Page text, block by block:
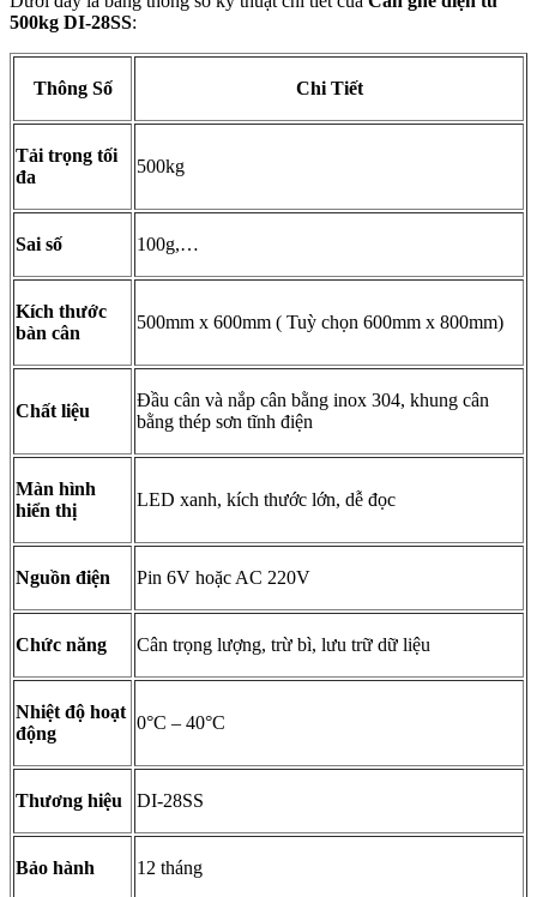
500kg DI-28SS:
Thông Số Chi Tiết
Tải trọng tối
đa
500kg
Sai số 100g,…
Kích thước
bàn cân
500mm x 600mm ( Tuỳ chọn 600mm x 800mm)
Chất liệu
Đầu cân và nắp cân bằng inox 304, khung cân
bằng thép sơn tĩnh điện
Màn hình
hiển thị
LED xanh, kích thước lớn, dễ đọc
Nguồn điện Pin 6V hoặc AC 220V
Chức năng Cân trọng lượng, trừ bì, lưu trữ dữ liệu
Nhiệt độ hoạt
động
0°C – 40°C
Thương hiệu DI-28SS
Bảo hành 12 tháng